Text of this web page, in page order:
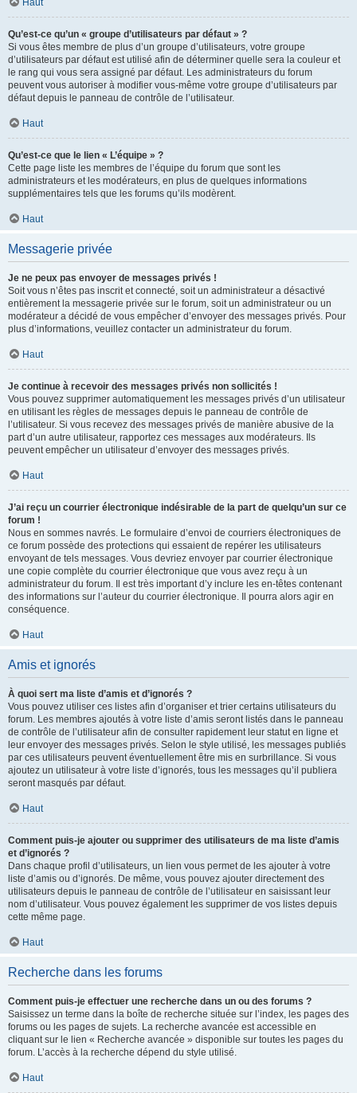
Haut
Qu’est-ce qu’un « groupe d’utilisateurs par défaut » ?
Si vous êtes membre de plus d’un groupe d’utilisateurs, votre groupe
d’utilisateurs par défaut est utilisé afin de déterminer quelle sera la couleur et
le rang qui vous sera assigné par défaut. Les administrateurs du forum
peuvent vous autoriser à modifier vous-même votre groupe d’utilisateurs par
défaut depuis le panneau de contrôle de l’utilisateur.
Haut
Qu’est-ce que le lien « L’équipe » ?
Cette page liste les membres de l’équipe du forum que sont les
administrateurs et les modérateurs, en plus de quelques informations
supplémentaires tels que les forums qu’ils modèrent.
Haut
Messagerie privée
Je ne peux pas envoyer de messages privés !
Soit vous n’êtes pas inscrit et connecté, soit un administrateur a désactivé
entièrement la messagerie privée sur le forum, soit un administrateur ou un
modérateur a décidé de vous empêcher d’envoyer des messages privés. Pour
plus d’informations, veuillez contacter un administrateur du forum.
Haut
Je continue à recevoir des messages privés non sollicités !
Vous pouvez supprimer automatiquement les messages privés d’un utilisateur
en utilisant les règles de messages depuis le panneau de contrôle de
l’utilisateur. Si vous recevez des messages privés de manière abusive de la
part d’un autre utilisateur, rapportez ces messages aux modérateurs. Ils
peuvent empêcher un utilisateur d’envoyer des messages privés.
Haut
J’ai reçu un courrier électronique indésirable de la part de quelqu’un sur ce
forum !
Nous en sommes navrés. Le formulaire d’envoi de courriers électroniques de
ce forum possède des protections qui essaient de repérer les utilisateurs
envoyant de tels messages. Vous devriez envoyer par courrier électronique
une copie complète du courrier électronique que vous avez reçu à un
administrateur du forum. Il est très important d’y inclure les en-têtes contenant
des informations sur l’auteur du courrier électronique. Il pourra alors agir en
conséquence.
Haut
Amis et ignorés
À quoi sert ma liste d’amis et d’ignorés ?
Vous pouvez utiliser ces listes afin d’organiser et trier certains utilisateurs du
forum. Les membres ajoutés à votre liste d’amis seront listés dans le panneau
de contrôle de l’utilisateur afin de consulter rapidement leur statut en ligne et
leur envoyer des messages privés. Selon le style utilisé, les messages publiés
par ces utilisateurs peuvent éventuellement être mis en surbrillance. Si vous
ajoutez un utilisateur à votre liste d’ignorés, tous les messages qu’il publiera
seront masqués par défaut.
Haut
Comment puis-je ajouter ou supprimer des utilisateurs de ma liste d’amis
et d’ignorés ?
Dans chaque profil d’utilisateurs, un lien vous permet de les ajouter à votre
liste d’amis ou d’ignorés. De même, vous pouvez ajouter directement des
utilisateurs depuis le panneau de contrôle de l’utilisateur en saisissant leur
nom d’utilisateur. Vous pouvez également les supprimer de vos listes depuis
cette même page.
Haut
Recherche dans les forums
Comment puis-je effectuer une recherche dans un ou des forums ?
Saisissez un terme dans la boîte de recherche située sur l’index, les pages des
forums ou les pages de sujets. La recherche avancée est accessible en
cliquant sur le lien « Recherche avancée » disponible sur toutes les pages du
forum. L’accès à la recherche dépend du style utilisé.
Haut